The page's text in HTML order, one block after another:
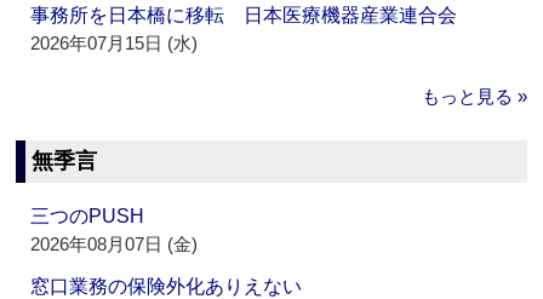
事務所を日本橋に移転 日本医療機器産業連合会
2026年07月15日 (水)
もっと見る »
無季言
三つのPUSH
2026年08月07日 (金)
窓口業務の保険外化ありえない